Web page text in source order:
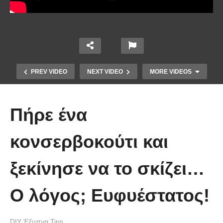
PREV VIDEO NEXT VIDEO MORE VIDEOS
λουλούδια στο βάζο.
Πήρε ένα
κονσερβοκούτι και
ξεκίνησε να το σκίζει…
Ο λόγος; Ευφυέστατος!